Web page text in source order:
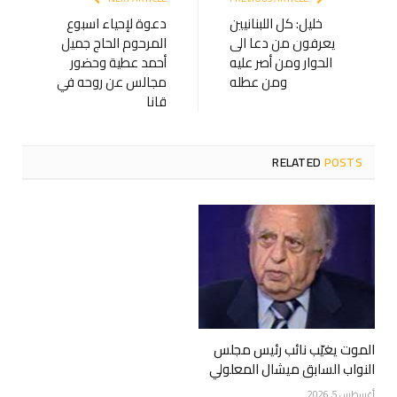
خليل: كل اللبنانيين
يعرفون من دعا الى
الحوار ومن أصر عليه
ومن عطله
دعوة لإحياء اسبوع
المرحوم الحاج جميل
أحمد عطية وحضور
مجالس عن روحه في
قانا
RELATEDPOSTS
الموت يغيّب نائب رئيس مجلس
النواب السابق ميشال المعلولي